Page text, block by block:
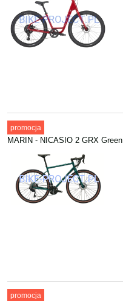
MARIN - NICASIO 2 GRX Green
promocja
promocja